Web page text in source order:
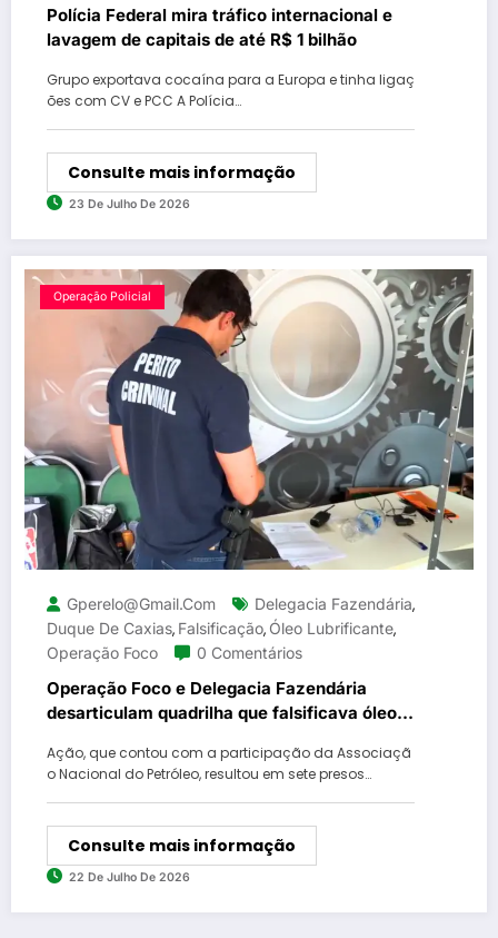
Polícia Federal mira tráfico internacional e
lavagem de capitais de até R$ 1 bilhão
Grupo exportava cocaína para a Europa e tinha ligaç
ões com CV e PCC A Polícia…
Consulte mais informação
23 De Julho De 2026
Operação Policial
Gperelo@gmail.com Delegacia Fazendária,
Duque De Caxias, Falsificação, Óleo Lubrificante,
Operação Foco
0 Comentários
Operação Foco e Delegacia Fazendária
desarticulam quadrilha que falsificava óleo
Ação, que contou com a participação da Associaçã
o Nacional do Petróleo, resultou em sete presos…
Consulte mais informação
22 De Julho De 2026